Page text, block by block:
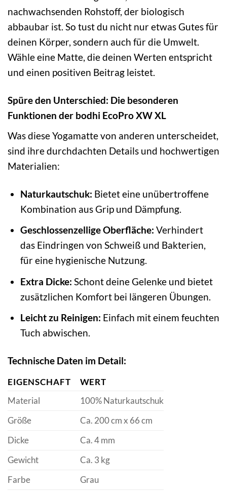
nachwachsenden Rohstoff, der biologisch
abbaubar ist. So tust du nicht nur etwas Gutes für
deinen Körper, sondern auch für die Umwelt.
Wähle eine Matte, die deinen Werten entspricht
und einen positiven Beitrag leistet.
Spüre den Unterschied: Die besonderen
Funktionen der bodhi EcoPro XW XL
Was diese Yogamatte von anderen unterscheidet,
sind ihre durchdachten Details und hochwertigen
Materialien:
Naturkautschuk: Bietet eine unübertroffene
Kombination aus Grip und Dämpfung.
Geschlossenzellige Oberfläche: Verhindert
das Eindringen von Schweiß und Bakterien,
für eine hygienische Nutzung.
Extra Dicke: Schont deine Gelenke und bietet
zusätzlichen Komfort bei längeren Übungen.
Leicht zu Reinigen: Einfach mit einem feuchten
Tuch abwischen.
Technische Daten im Detail:
EIGENSCHAFT
WERT
Material
100% Naturkautschuk
Größe
Ca. 200 cm x 66 cm
Dicke
Ca. 4 mm
Gewicht
Ca. 3 kg
Farbe
Grau